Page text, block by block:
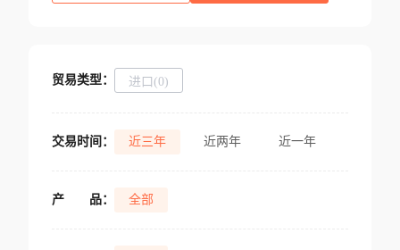
贸易类型： 进口(0)
交易时间： 近三年 近两年 近一年
产 品： 全部